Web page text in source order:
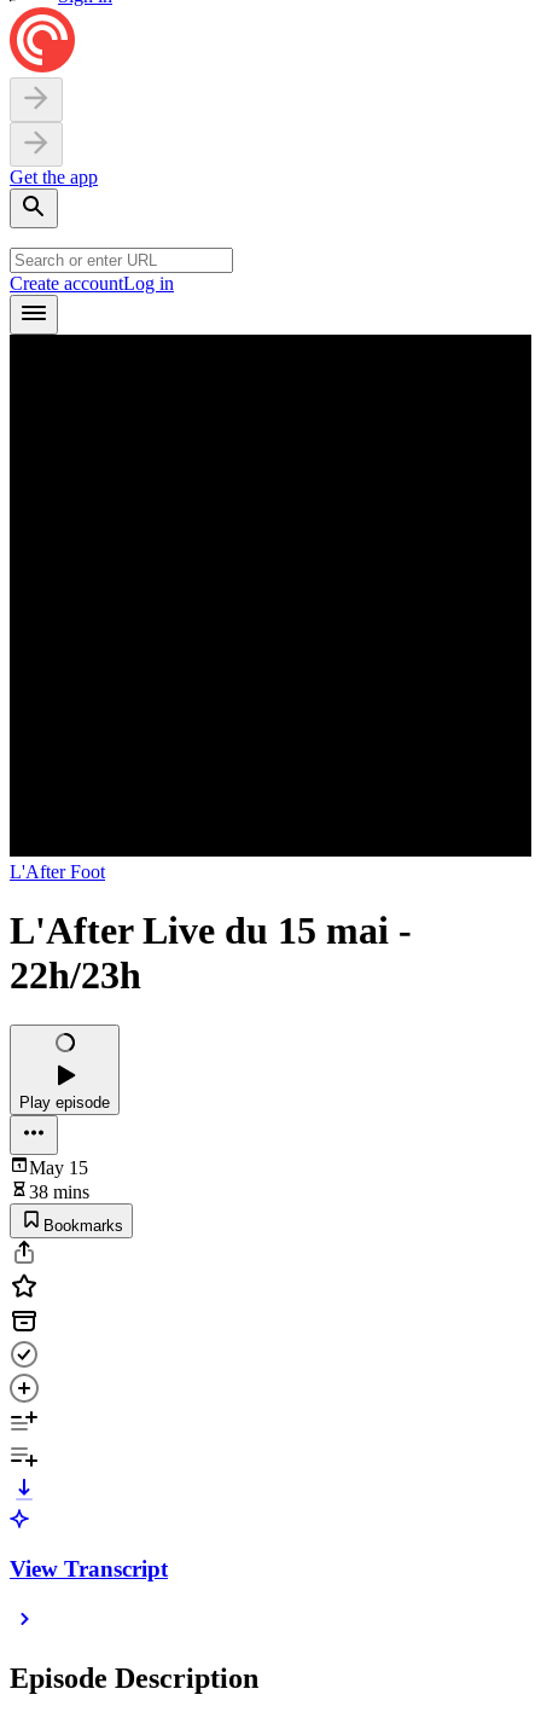
Get the app
Create accountLog in
L'After Foot
L'After Live du 15 mai -
22h/23h
Play episode
May 15
38 mins
Bookmarks
View Transcript
Episode Description